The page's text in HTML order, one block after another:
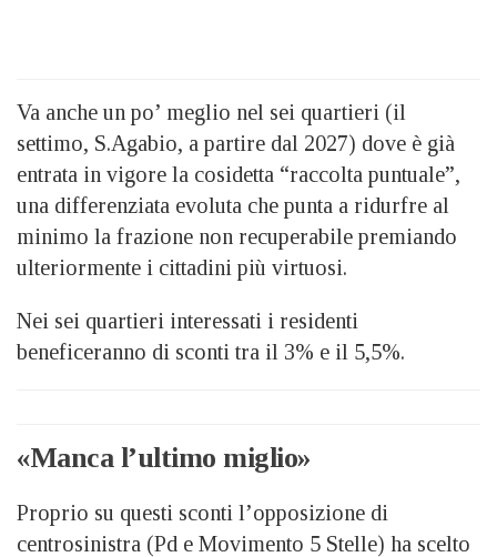
Va anche un po’ meglio nel sei quartieri (il
settimo, S.Agabio, a partire dal 2027) dove è già
entrata in vigore la cosidetta “raccolta puntuale”,
una differenziata evoluta che punta a ridurfre al
minimo la frazione non recuperabile premiando
ulteriormente i cittadini più virtuosi.
Nei sei quartieri interessati i residenti
beneficeranno di sconti tra il 3% e il 5,5%.
«Manca l’ultimo miglio»
Proprio su questi sconti l’opposizione di
centrosinistra (Pd e Movimento 5 Stelle) ha scelto